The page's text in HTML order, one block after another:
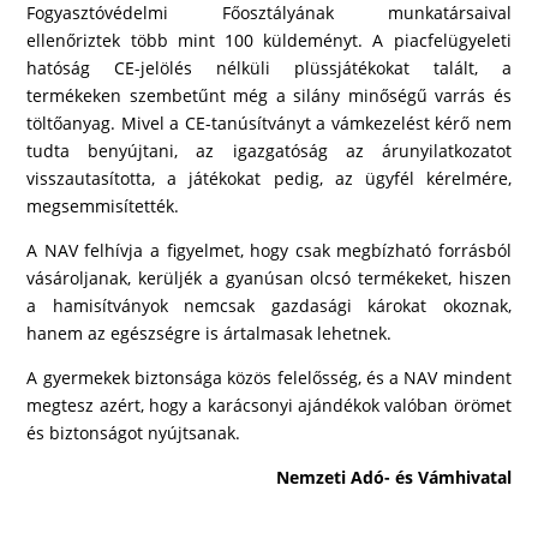
Fogyasztóvédelmi Főosztályának munkatársaival
ellenőriztek több mint 100 küldeményt. A piacfelügyeleti
hatóság CE-jelölés nélküli plüssjátékokat talált, a
termékeken szembetűnt még a silány minőségű varrás és
töltőanyag. Mivel a CE-tanúsítványt a vámkezelést kérő nem
tudta benyújtani, az igazgatóság az árunyilatkozatot
visszautasította, a játékokat pedig, az ügyfél kérelmére,
megsemmisítették.
A NAV felhívja a figyelmet, hogy csak megbízható forrásból
vásároljanak, kerüljék a gyanúsan olcsó termékeket, hiszen
a hamisítványok nemcsak gazdasági károkat okoznak,
hanem az egészségre is ártalmasak lehetnek.
A gyermekek biztonsága közös felelősség, és a NAV mindent
megtesz azért, hogy a karácsonyi ajándékok valóban örömet
és biztonságot nyújtsanak.
Nemzeti Adó- és Vámhivatal